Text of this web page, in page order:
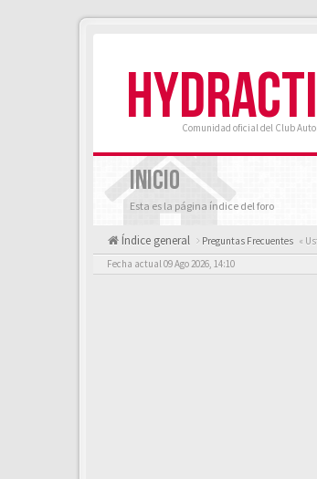
Comunidad oficial del Club
INICIO
Esta es la página índice del foro
Índice general Preguntas Frecuentes «
Fecha actual 09 Ago 2026, 14:10